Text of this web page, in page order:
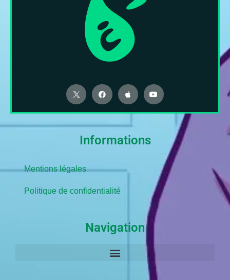
Informations
Mentions légales
Politique de confidentialité
Navigation